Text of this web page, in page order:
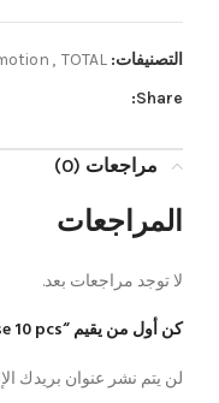
التصنيفات: , TOTAL🟩
Share:
مراجعات (0)
المراجعات
لا توجد مراجعات بعد.
كن أول من يقيم “Caisse 10 pcs”
لن يتم نشر عنوان بريدك